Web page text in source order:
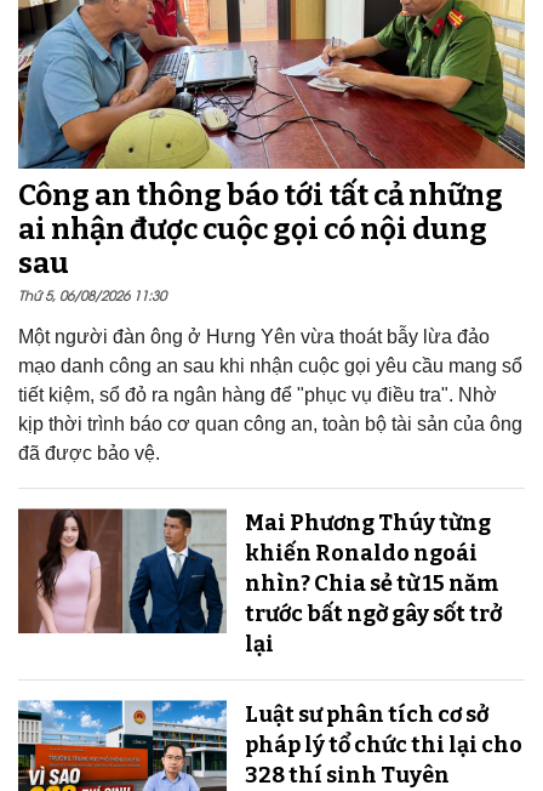
Công an thông báo tới tất cả những
ai nhận được cuộc gọi có nội dung
sau
Thứ 5, 06/08/2026 11:30
Một người đàn ông ở Hưng Yên vừa thoát bẫy lừa đảo
mạo danh công an sau khi nhận cuộc gọi yêu cầu mang sổ
tiết kiệm, sổ đỏ ra ngân hàng để "phục vụ điều tra". Nhờ
kịp thời trình báo cơ quan công an, toàn bộ tài sản của ông
đã được bảo vệ.
Mai Phương Thúy từng
khiến Ronaldo ngoái
nhìn? Chia sẻ từ 15 năm
trước bất ngờ gây sốt trở
lại
Luật sư phân tích cơ sở
pháp lý tổ chức thi lại cho
328 thí sinh Tuyên